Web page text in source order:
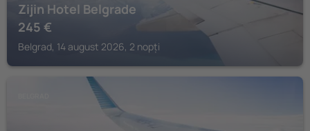
Zijin Hotel Belgrade
245 €
Belgrad, 14 august 2026, 2 nopți